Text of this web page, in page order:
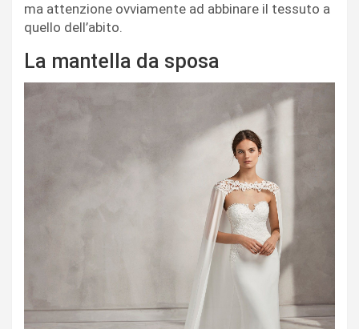
ma attenzione ovviamente ad abbinare il tessuto a
quello dell’abito.
La mantella da sposa